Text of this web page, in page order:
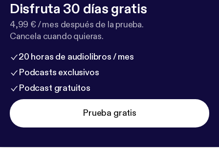
Disfruta 30 días gratis
4,99 € / mes después de la prueba.
Cancela cuando quieras.
20 horas de audiolibros / mes
Podcasts exclusivos
Podcast gratuitos
Prueba gratis